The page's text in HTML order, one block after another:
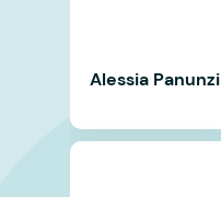
Alessia Panunzi